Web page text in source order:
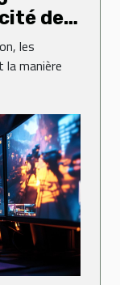
des
les
manière